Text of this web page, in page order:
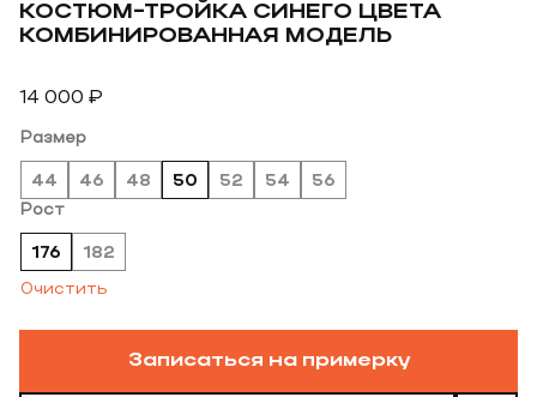
КОСТЮМ-ТРОЙКА СИНЕГО ЦВЕТА
КОМБИНИРОВАННАЯ МОДЕЛЬ
14 000 ₽
Размер
44 46 48 50 52 54
56
Рост
176
182
Очистить
Записаться на примерку